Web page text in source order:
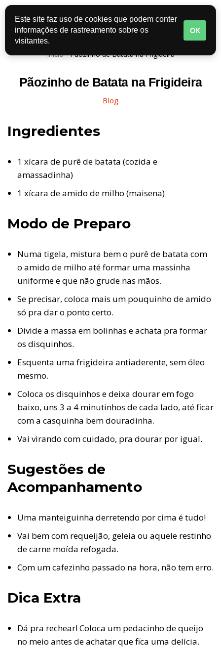
Pular
para
o
Início-Pãozinho de Batata na Frigideira
Pãozinho de Batata na Frigideira
Blog
Ingredientes
1 xícara de purê de batata (cozida e
amassadinha)
1 xícara de amido de milho (maisena)
Modo de Preparo
Numa tigela, mistura bem o purê de batata com
o amido de milho até formar uma massinha
uniforme e que não grude nas mãos.
Se precisar, coloca mais um pouquinho de amido
só pra dar o ponto certo.
Divide a massa em bolinhas e achata pra formar
os disquinhos.
Esquenta uma frigideira antiaderente, sem óleo
mesmo.
Coloca os disquinhos e deixa dourar em fogo
baixo, uns 3 a 4 minutinhos de cada lado, até ficar
com a casquinha bem douradinha.
Vai virando com cuidado, pra dourar por igual.
Sugestões de
Acompanhamento
Uma manteiguinha derretendo por cima é tudo!
Vai bem com requeijão, geleia ou aquele restinho
de carne moída refogada.
Com um cafezinho passado na hora, não tem erro.
Dica Extra
Dá pra rechear! Coloca um pedacinho de queijo
no meio antes de achatar que fica uma delícia.
Este site faz uso de cookies que podem conter
informações de rastreamento sobre os
visitantes.
OK